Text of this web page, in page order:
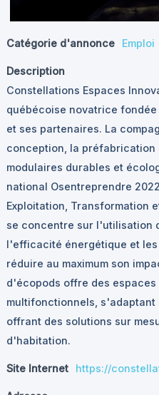
Catégorie d'annonce Emploi
Description
Constellations Espaces
québécoise novatrice fondée
et ses partenaires. La
conception, la préfabrication
modulaires durables et
national Osentreprendre
Exploitation, Transformation
se concentre sur l'utilisation
l'efficacité énergétique et
réduire au maximum son
d'écopods offre des
multifonctionnels, s'adaptant
offrant des solutions sur
d'habitation.
Site Internet https://